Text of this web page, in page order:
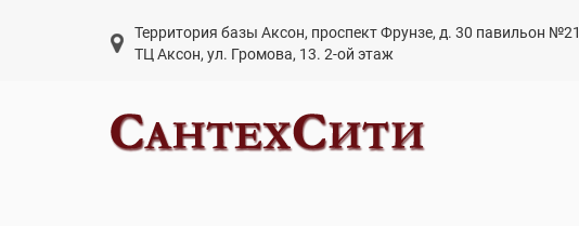
Территория базы Аксон, проспект Фрунзе, д. 30 павильон №21
ТЦ Аксон, ул. Громова, 13. 2-ой этаж